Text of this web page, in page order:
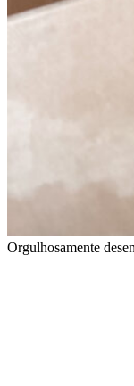
Orgulhosamente